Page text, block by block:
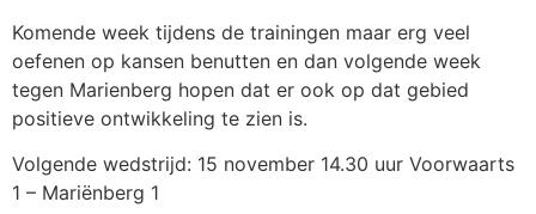
Komende week tijdens de trainingen maar erg veel
oefenen op kansen benutten en dan volgende week
tegen Marienberg hopen dat er ook op dat gebied
positieve ontwikkeling te zien is.
Volgende wedstrijd: 15 november 14.30 uur Voorwaarts
1 – Mariënberg 1